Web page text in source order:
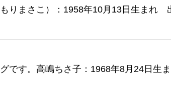
りまさこ）：1958年10月13日生ま
グです。高嶋ちさ子：1968年8月24日